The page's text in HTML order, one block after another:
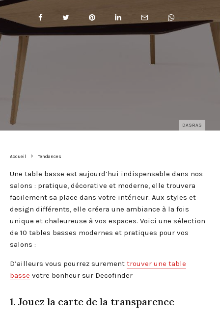
DASRAS
Accueil Tendances
Une table basse est aujourd’hui indispensable dans nos
salons : pratique, décorative et moderne, elle trouvera
facilement sa place dans votre intérieur. Aux styles et
design différents, elle créera une ambiance à la fois
unique et chaleureuse à vos espaces. Voici une sélection
de 10 tables basses modernes et pratiques pour vos
salons :
D’ailleurs vous pourrez surement trouver une table
basse votre bonheur sur Decofinder
1. Jouez la carte de la transparence